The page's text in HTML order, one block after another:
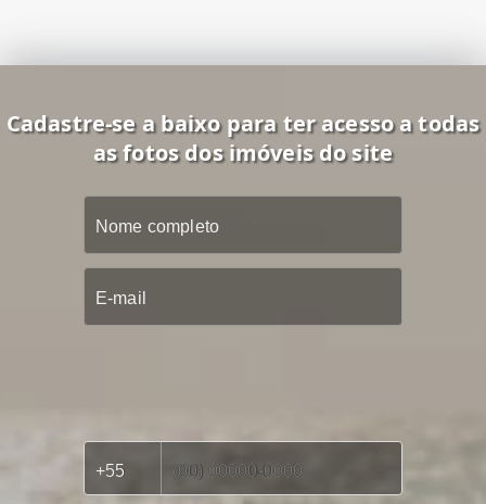
Cadastre-se a baixo para ter acesso a todas
as fotos dos imóveis do site